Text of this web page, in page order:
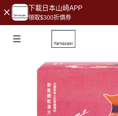
下載日本山崎APP
領取$300折價券